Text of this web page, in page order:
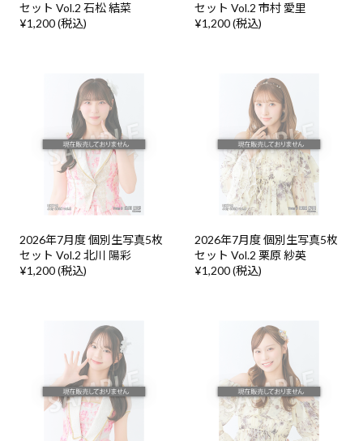
セット Vol.2 石松 結菜
¥1,200 (税込)
セット Vol.2 市村 愛里
¥1,200 (税込)
2026年7月度 個別生写真5枚
セット Vol.2 北川 陽彩
¥1,200 (税込)
2026年7月度 個別生写真5枚
セット Vol.2 栗原 紗英
¥1,200 (税込)